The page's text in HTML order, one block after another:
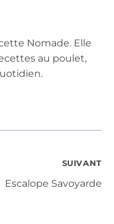
Nomade. Elle
au poulet,
SUIVANT
Escalope Savoyarde